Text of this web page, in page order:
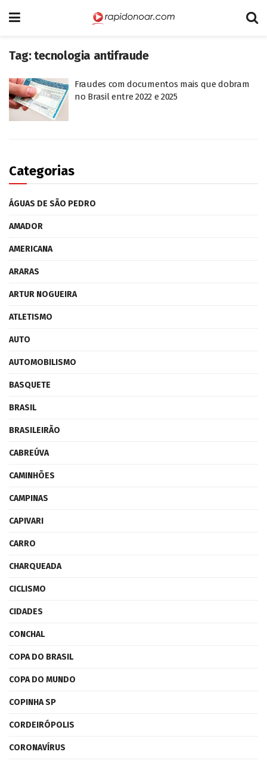
Tag:tecnologia antifraude
Fraudes com documentos mais que dobram
no Brasil entre 2022 e 2025
Categorias
ÁGUAS DE SÃO PEDRO
AMADOR
AMERICANA
ARARAS
ARTUR NOGUEIRA
ATLETISMO
AUTO
AUTOMOBILISMO
BASQUETE
BRASIL
BRASILEIRÃO
CABREÚVA
CAMINHÕES
CAMPINAS
CAPIVARI
CARRO
CHARQUEADA
CICLISMO
CIDADES
CONCHAL
COPA DO BRASIL
COPA DO MUNDO
COPINHA SP
CORDEIRÓPOLIS
CORONAVÍRUS